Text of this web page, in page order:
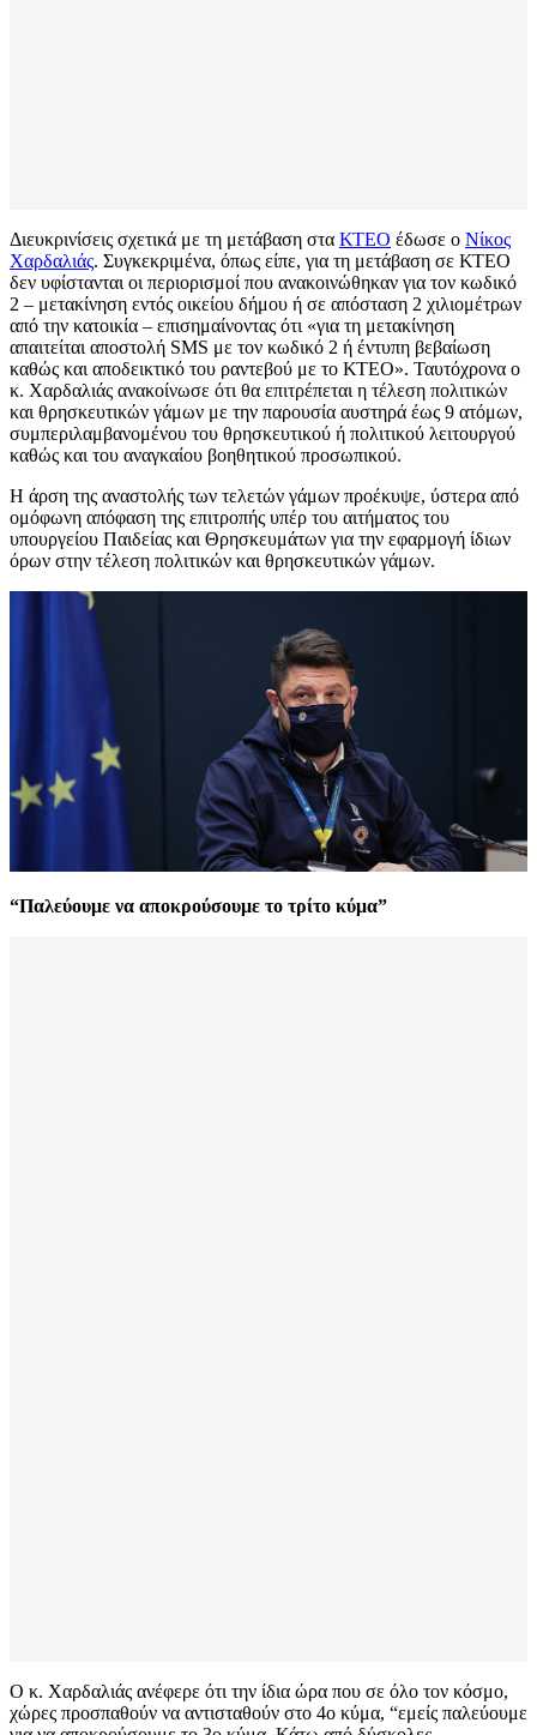
Διευκρινίσεις σχετικά με τη μετάβαση στα ΚΤΕΟ έδωσε ο Νίκος
Χαρδαλιάς. Συγκεκριμένα, όπως είπε, για τη μετάβαση σε ΚΤΕΟ
δεν υφίστανται οι περιορισμοί που ανακοινώθηκαν για τον κωδικό
2 – μετακίνηση εντός οικείου δήμου ή σε απόσταση 2 χιλιομέτρων
από την κατοικία – επισημαίνοντας ότι «για τη μετακίνηση
απαιτείται αποστολή SMS με τον κωδικό 2 ή έντυπη βεβαίωση
καθώς και αποδεικτικό του ραντεβού με το ΚΤΕΟ». Ταυτόχρονα ο
κ. Χαρδαλιάς ανακοίνωσε ότι θα επιτρέπεται η τέλεση πολιτικών
και θρησκευτικών γάμων με την παρουσία αυστηρά έως 9 ατόμων,
συμπεριλαμβανομένου του θρησκευτικού ή πολιτικού λειτουργού
καθώς και του αναγκαίου βοηθητικού προσωπικού.
Η άρση της αναστολής των τελετών γάμων προέκυψε, ύστερα από
ομόφωνη απόφαση της επιτροπής υπέρ του αιτήματος του
υπουργείου Παιδείας και Θρησκευμάτων για την εφαρμογή ίδιων
όρων στην τέλεση πολιτικών και θρησκευτικών γάμων.
“Παλεύουμε να αποκρούσουμε το τρίτο κύμα”
Ο κ. Χαρδαλιάς ανέφερε ότι την ίδια ώρα που σε όλο τον κόσμο,
χώρες προσπαθούν να αντισταθούν στο 4ο κύμα, “εμείς παλεύουμε